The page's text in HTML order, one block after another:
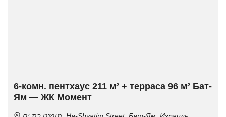
6-комн. пентхаус 211 м² + терраса 96 м² Бат-
Ям — ЖК Момент